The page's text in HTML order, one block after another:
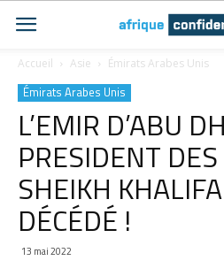
Accueil Asie Émirats Arabes Unis
Émirats Arabes Unis
L’EMIR D’ABU
PRESIDENT
SHEIKH
DÉCÉDÉ !
13 mai 2022